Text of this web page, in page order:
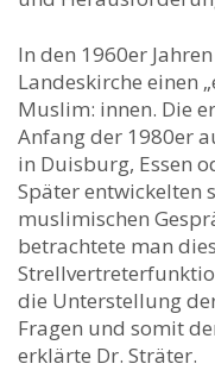
In den 1960er
Landeskirche einen
Muslim: innen. Die
Anfang der 1980er
in Duisburg, Essen
Später entwickelten
muslimischen
betrachtete man
die Unterstellung
Fragen und somit
erklärte Dr. Sträter.